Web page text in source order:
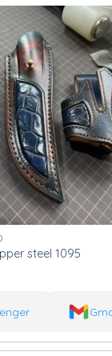
steel 1095